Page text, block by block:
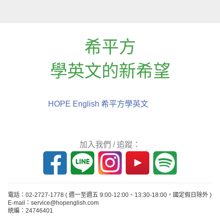
希平方
學英文的新希望
HOPE English 希平方學英文
加入我們 / 追蹤：
電話：02-2727-1778 ( 週一至週五 9:00-12:00、13:30-18:00，國定假日除外 )
E-mail：service@hopenglish.com
統編：24746401